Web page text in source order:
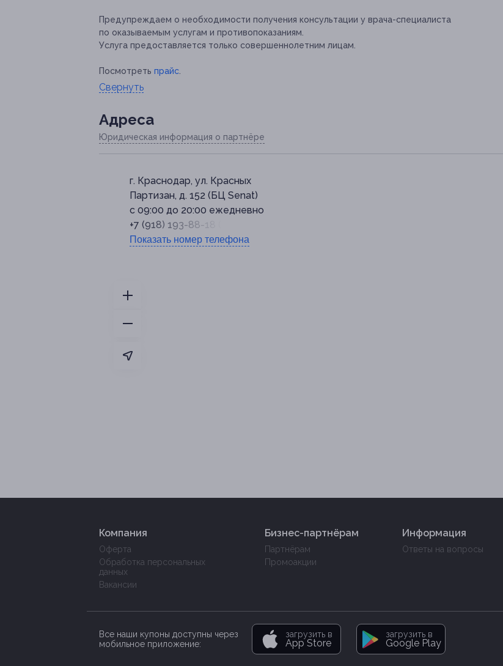
Предупреждаем о необходимости получения консультации у врача-специалиста
по оказываемым услугам и противопоказаниям.
Услуга предоставляется только совершеннолетним лицам.
Посмотреть прайс
Свернуть
Адресa
Юридическая информация о партнёре
г. Краснодар, ул. Красных
Партизан, д. 152 (БЦ Senat)
с 09:00 до 20:00 ежедневно
+7 (918) 193-88-18 (WhatsApp)
Показать номер телефона
Компания
Оферта
Обработка персональных
данных
Вакансии
Бизнес-партнёрам
Партнёрам
Промоакции
Информация
Ответы на вопросы
Все наши купоны доступны через
мобильное приложение:
загрузить в
App Store
загрузить в
Google Play